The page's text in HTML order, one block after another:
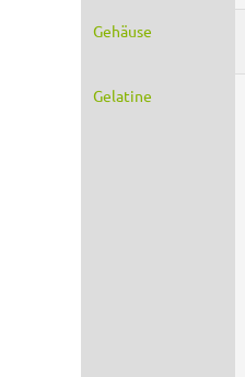
Gehäuse
Gelatine